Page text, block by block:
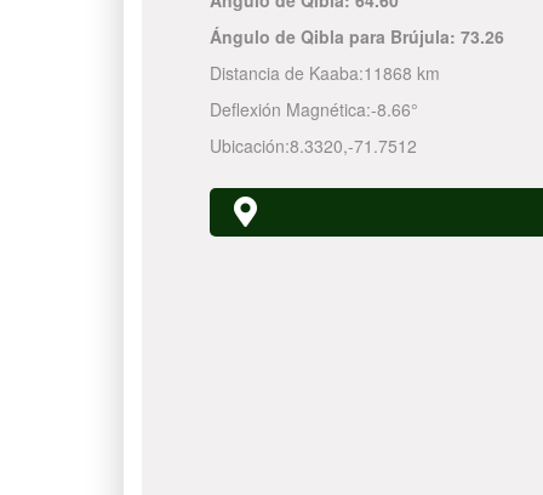
Ángulo de Qibla para Brújula: 73.26
Distancia de Kaaba:11868 km
Deflexión Magnética:-8.66°
Ubicación:8.3320,-71.7512